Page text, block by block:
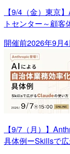
【9/4（金）東京
トセンター～顧
開催前2026年9月
【9/7（月）】
具体例ーSkillsで